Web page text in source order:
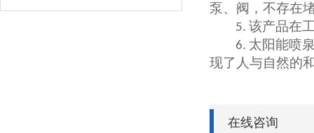
泵、阀，不存在
5. 该产品在
6. 太阳能喷
现了人与自然的
在线咨询